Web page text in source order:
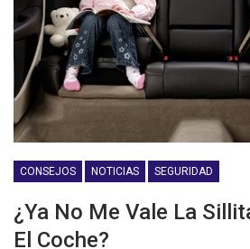
CONSEJOS NOTICIAS SEGURIDAD
¿Ya No Me Vale La
El Coche?